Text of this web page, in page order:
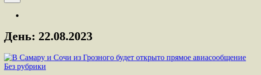
День: 22.08.2023
Без рубрики